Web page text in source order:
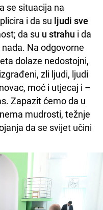
se situacija na
i da su ljudi sve
da su u strahu i da
Na odgovorne
dolaze nedostojni,
zli ljudi, ljudi
moć i utjecaj i –
Zapazit ćemo da u
mudrosti, težnje
da se svijet učini